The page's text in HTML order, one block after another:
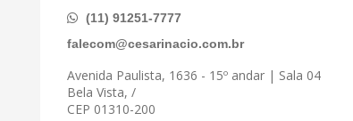
(11) 91251-7777
falecom@cesarinacio.com.br
Avenida Paulista, 1636 - 15º andar | Sala 04
Bela Vista, /
CEP 01310-200